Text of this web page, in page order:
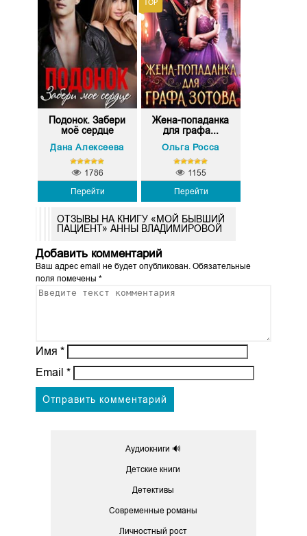
Подонок. Забери
моё сердце
Дана Алексеева
Перейти
1786
Жена-попаданка
для графа...
Ольга Росса
Перейти
1155
ОТЗЫВЫ НА КНИГУ «МОЙ БЫВШИЙ
ПАЦИЕНТ» АННЫ ВЛАДИМИРОВОЙ
Добавить комментарий
Ваш адрес email не будет опубликован.Обязательные
поля помечены *
Имя *
Email *
Аудиокниги 🔊
Детские книги
Детективы
Современные романы
Личностный рост